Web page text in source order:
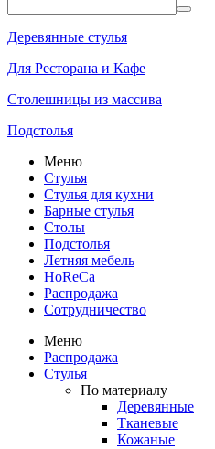
Деревянные стулья
Для Ресторана и Кафе
Столешницы из массива
Подстолья
Меню
Стулья
Стулья для кухни
Барные стулья
Столы
Подстолья
Летняя мебель
HoReCa
Распродажа
Сотрудничество
Меню
Распродажа
Стулья
По материалу
Деревянные
Тканевые
Кожаные